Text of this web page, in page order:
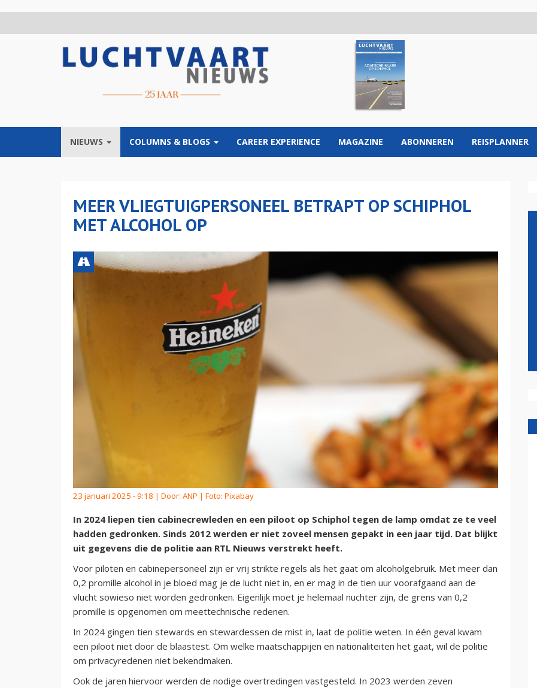
NIEUWS COLUMNS & BLOGS CAREER EXPERIENCE MAGAZINE ABONNEREN REISPLANNER
MEER VLIEGTUIGPERSONEEL BETRAPT OP SCHIPHOL
MET ALCOHOL OP
23 januari 2025 - 9:18 | Door: ANP | Foto: Pixabay
In 2024 liepen tien cabinecrewleden en een piloot op Schiphol tegen de lamp omdat ze te veel
hadden gedronken. Sinds 2012 werden er niet zoveel mensen gepakt in een jaar tijd. Dat blijkt
uit gegevens die de politie aan RTL Nieuws verstrekt heeft.
Voor piloten en cabinepersoneel zijn er vrij strikte regels als het gaat om alcoholgebruik. Met meer dan
0,2 promille alcohol in je bloed mag je de lucht niet in, en er mag in de tien uur voorafgaand aan de
vlucht sowieso niet worden gedronken. Eigenlijk moet je helemaal nuchter zijn, de grens van 0,2
promille is opgenomen om meettechnische redenen.
In 2024 gingen tien stewards en stewardessen de mist in, laat de politie weten. In één geval kwam
een piloot niet door de blaastest. Om welke maatschappijen en nationaliteiten het gaat, wil de politie
om privacyredenen niet bekendmaken.
Ook de jaren hiervoor werden de nodige overtredingen vastgesteld. In 2023 werden zeven